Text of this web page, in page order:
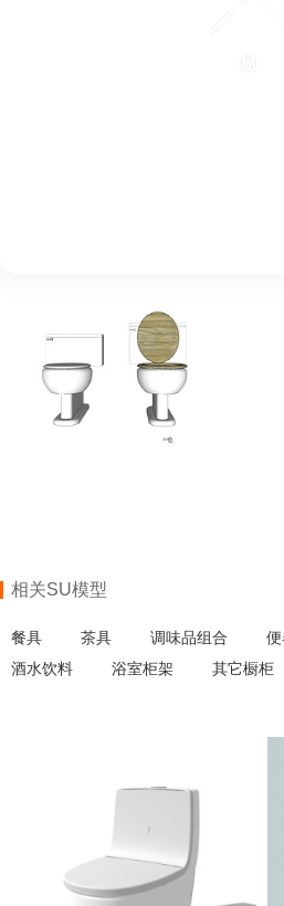
相关SU模型
餐具 茶具 调味品组合
酒水饮料
浴室柜架 其它橱柜